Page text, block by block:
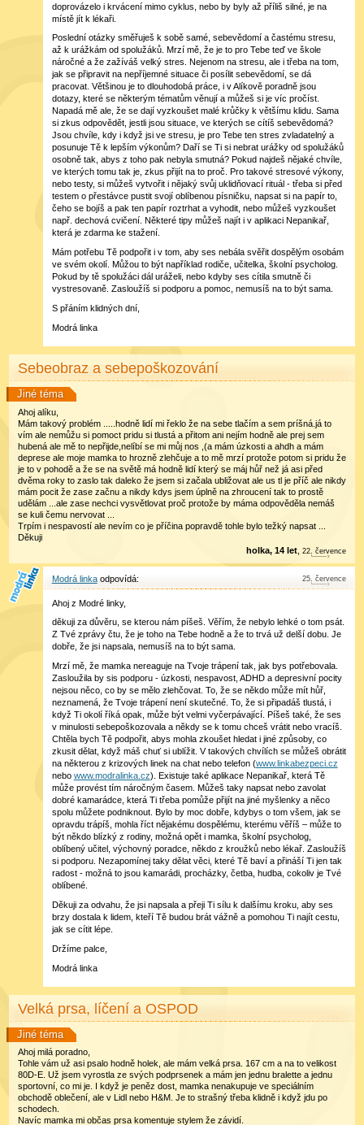
doprovázelo i krvácení mimo cyklus, nebo by byly až příliš silné, je na
místě jít k lékaři.
Poslední otázky směřuješ k sobě samé, sebevědomí a častému stresu,
až k urážkám od spolužáků. Mrzí mě, že je to pro Tebe teď ve škole
náročné a že zažíváš velký stres. Nejenom na stresu, ale i třeba na tom,
jak se připravit na nepříjemné situace či posílit sebevědomí, se dá
pracovat. Většinou je to dlouhodobá práce, i v Alíkově poradně jsou
dotazy, které se některým tématům věnují a můžeš si je víc pročíst.
Napadá mě ale, že se dají vyzkoušet malé krůčky k většímu klidu. Sama
si zkus odpovědět, jestli jsou situace, ve kterých se cítíš sebevědomá?
Jsou chvíle, kdy i když jsi ve stresu, je pro Tebe ten stres zvladatelný a
posunuje Tě k lepším výkonům? Daří se Ti si nebrat urážky od spolužáků
osobně tak, abys z toho pak nebyla smutná? Pokud najdeš nějaké chvíle,
ve kterých tomu tak je, zkus přijít na to proč. Pro takové stresové výkony,
nebo testy, si můžeš vytvořit i nějaký svůj uklidňovací rituál - třeba si před
testem o přestávce pustit svojí oblíbenou písničku, napsat si na papír to,
čeho se bojíš a pak ten papír roztrhat a vyhodit, nebo můžeš vyzkoušet
např. dechová cvičení. Některé tipy můžeš najít i v aplikaci Nepanikař,
která je zdarma ke stažení.
Mám potřebu Tě podpořit i v tom, aby ses nebála svěřit dospělým osobám
ve svém okolí. Můžou to být například rodiče, učitelka, školní psycholog.
Pokud by tě spolužáci dál uráželi, nebo kdyby ses cítila smutně či
vystresovaně. Zasloužíš si podporu a pomoc, nemusíš na to být sama.
S přáním klidných dní,
Modrá linka
Sebeobraz a sebepoškozování
Jiné téma
Ahoj alíku,
Mám takový problém .....hodně lidí mi řeklo že na sebe tlačím a sem príšná.já to
vím ale nemůžu si pomoct pridu si tlustá a přitom ani nejím hodně ale prej sem
hubená ale mě to nepřijde,nelíbí se mi můj nos ,(a mám úzkosti a ahdh a mám
deprese ale moje mamka to hrozně zlehčuje a to mě mrzí protože potom si pridu že
je to v pohodě a že se na světě má hodně lidí který se máj hůř než já asi před
dvěma roky to zaslo tak daleko že jsem si začala ubližovat ale us tl je příč ale nikdy
mám pocit že zase začnu a nikdy kdys jsem úplně na zhroucení tak to prostě
udělám ...ale zase nechci vysvětlovat proč protože by máma odpověděla nemáš
se kuli čemu nervovat ...
Trpím i nespavostí ale nevím co je příčina popravdě tohle bylo težký napsat ...
Děkuji
holka, 14 let ,22. července
Modrá linka 25 července
Ahoj z Modré linky,
děkuji za důvěru, se kterou nám píšeš. Věřím, že nebylo lehké o tom psát.
Z Tvé zprávy čtu, že je toho na Tebe hodně a že to trvá už delší dobu. Je
dobře, že jsi napsala, nemusíš na to být sama.
Mrzí mě, že mamka nereaguje na Tvoje trápení tak, jak bys potřebovala.
Zasloužila by sis podporu - úzkosti, nespavost, ADHD a depresivní pocity
nejsou něco, co by se mělo zlehčovat. To, že se někdo může mít hůř,
neznamená, že Tvoje trápení není skutečné. To, že si připadáš tlustá, i
když Ti okolí říká opak, může být velmi vyčerpávající. Píšeš také, že ses
v minulosti sebepoškozovala a někdy se k tomu chceš vrátit nebo vracíš.
Chtěla bych Tě podpořit, abys mohla zkoušet hledat i jiné způsoby, co
zkusit dělat, když máš chuť si ublížit. V takových chvílích se můžeš obrátit
na některou z krizových linek na chat nebo telefon (www.linkabezpeci.cz
nebo www.modralinka.cz). Existuje také aplikace Nepanikař, která Tě
může provést tím náročným časem. Můžeš taky napsat nebo zavolat
dobré kamarádce, která Ti třeba pomůže přijít na jiné myšlenky a něco
spolu můžete podniknout. Bylo by moc dobře, kdybys o tom všem, jak se
opravdu trápíš, mohla říct nějakému dospělému, kterému věříš – může to
být někdo blízký z rodiny, možná opět i mamka, školní psycholog,
oblíbený učitel, výchovný poradce, někdo z kroužků nebo lékař. Zasloužíš
si podporu. Nezapomínej taky dělat věci, které Tě baví a přináší Ti jen tak
radost - možná to jsou kamarádi, procházky, četba, hudba, cokoliv je Tvé
oblíbené.
Děkuji za odvahu, že jsi napsala a přeji Ti sílu k dalšímu kroku, aby ses
brzy dostala k lidem, kteří Tě budou brát vážně a pomohou Ti najít cestu,
jak se cítit lépe.
Držíme palce,
Modrá linka
Velká prsa, líčení a OSPOD
Jiné téma
Ahoj milá poradno,
Tohle vám už asi psalo hodně holek, ale mám velká prsa. 167 cm a na to velikost
80D-E. Už jsem vyrostla ze svých podprsenek a mám jen jednu bralette a jednu
sportovní, co mi je. I když je peněz dost, mamka nenakupuje ve speciálním
obchodě oblečení, ale v Lidl nebo H&M. Je to strašný třeba klidně i když jdu po
schodech.
Navíc mamka mi občas prsa komentuje stylem že závidí.